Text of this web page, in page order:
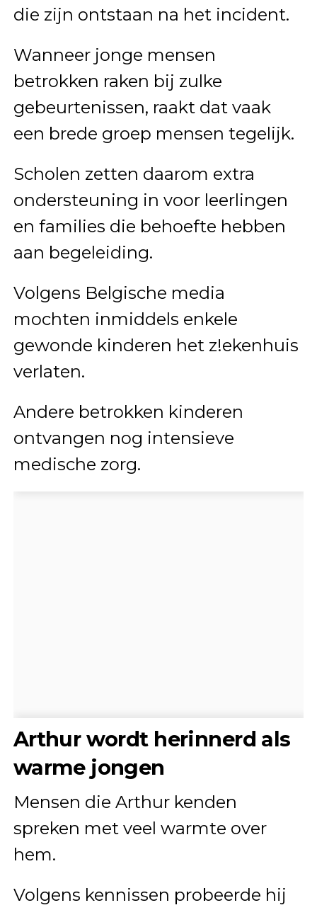
die zijn ontstaan na het incident.
Wanneer jonge mensen
betrokken raken bij zulke
gebeurtenissen, raakt dat vaak
een brede groep mensen tegelijk.
Scholen zetten daarom extra
ondersteuning in voor leerlingen
en families die behoefte hebben
aan begeleiding.
Volgens Belgische media
mochten inmiddels enkele
gewonde kinderen het z!ekenhuis
verlaten.
Andere betrokken kinderen
ontvangen nog intensieve
medische zorg.
Arthur wordt herinnerd als
warme jongen
Mensen die Arthur kenden
spreken met veel warmte over
hem.
Volgens kennissen probeerde hij